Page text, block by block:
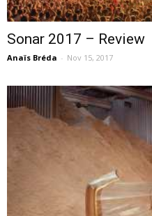
Sonar 2017 – Review
Anaïs Bréda - Nov 15, 2017